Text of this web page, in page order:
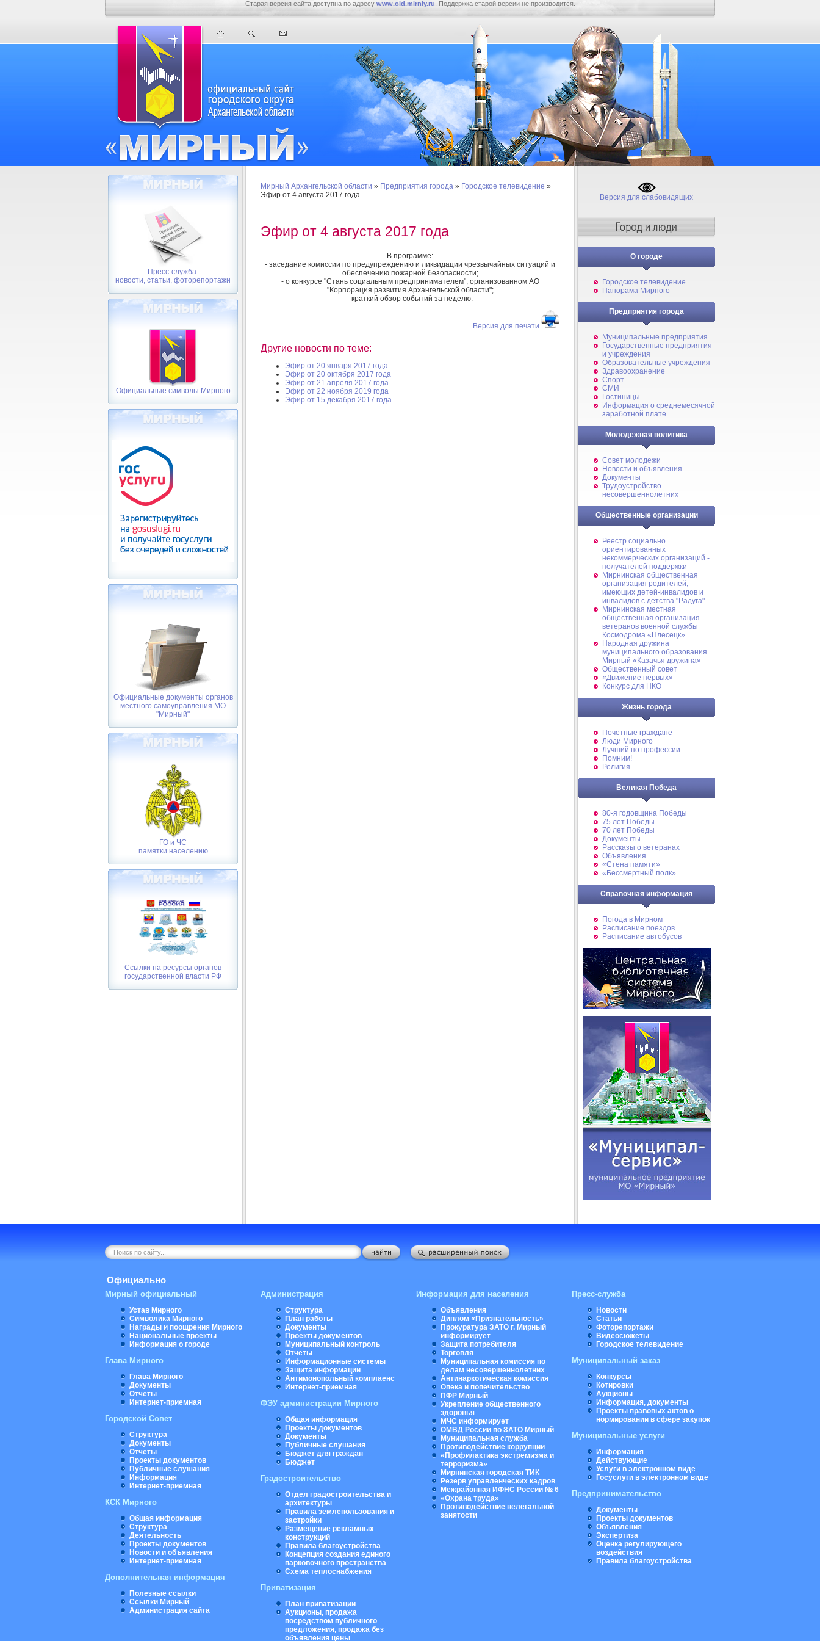
Старая версия сайта доступна по адресу www.old.mirniy.ru . Поддержка старой версии не производится.
Пресс-служба:
новости, статьи, фоторепортажи
Официальные символы Мирного
Официальные документы органов
местного самоуправления МО
"Мирный"
ГО и ЧС
памятки населению
Ссылки на ресурсы органов
государственной власти РФ
Мирный Архангельской области » Предприятия города » Городское телевидение »
Эфир от 4 августа 2017 года
Эфир от 4 августа 2017 года
В программе:
- заседание комиссии по предупреждению и ликвидации чрезвычайных ситуаций и
обеспечению пожарной безопасности;
- о конкурсе "Стань социальным предпринимателем", организованном АО
"Корпорация развития Архангельской области";
- краткий обзор событий за неделю.
Версия для печати
Другие новости по теме:
Эфир от 20 января 2017 года
Эфир от 20 октября 2017 года
Эфир от 21 апреля 2017 года
Эфир от 22 ноября 2019 года
Эфир от 15 декабря 2017 года
Версия для слабовидящих
О городе
Городское телевидение
Панорама Мирного
Предприятия города
Муниципальные предприятия
Государственные предприятия
и учреждения
Образовательные учреждения
Здравоохранение
Спорт
СМИ
Гостиницы
Информация о среднемесячной
заработной плате
Молодежная политика
Совет молодежи
Новости и объявления
Документы
Трудоустройство
несовершеннолетних
Общественные организации
Реестр социально
ориентированных
некоммерческих организаций -
получателей поддержки
Мирнинская общественная
организация родителей,
имеющих детей-инвалидов и
инвалидов с детства "Радуга"
Мирнинская местная
общественная организация
ветеранов военной службы
Космодрома «Плесецк»
Народная дружина
муниципального образования
Мирный «Казачья дружина»
Общественный совет
«Движение первых»
Конкурс для НКО
Жизнь города
Почетные граждане
Люди Мирного
Лучший по профессии
Помним!
Религия
Великая Победа
80-я годовщина Победы
75 лет Победы
70 лет Победы
Документы
Рассказы о ветеранах
Объявления
«Стена памяти»
«Бессмертный полк»
Справочная информация
Погода в Мирном
Расписание поездов
Расписание автобусов
Официально
Мирный официальный
Устав Мирного
Символика Мирного
Награды и поощрения Мирного
Национальные проекты
Информация о городе
Глава Мирного
Глава Мирного
Документы
Отчеты
Интернет-приемная
Городской Совет
Структура
Документы
Отчеты
Проекты документов
Публичные слушания
Информация
Интернет-приемная
КСК Мирного
Общая информация
Структура
Деятельность
Проекты документов
Новости и объявления
Интернет-приемная
Дополнительная информация
Полезные ссылки
Ссылки Мирный
Администрация сайта
Администрация
Структура
План работы
Документы
Проекты документов
Муниципальный контроль
Отчеты
Информационные системы
Защита информации
Антимонопольный комплаенс
Интернет-приемная
ФЭУ администрации Мирного
Общая информация
Проекты документов
Документы
Публичные слушания
Бюджет для граждан
Бюджет
Градостроительство
Отдел градостроительства и
архитектуры
Правила землепользования и
застройки
Размещение рекламных
конструкций
Правила благоустройства
Концепция создания единого
парковочного пространства
Схема теплоснабжения
Приватизация
План приватизации
Аукционы, продажа
посредством публичного
предложения, продажа без
объявления цены
Информация для населения
Объявления
Диплом «Признательность»
Прокуратура ЗАТО г. Мирный
информирует
Защита потребителя
Торговля
Муниципальная комиссия по
делам несовершеннолетних
Антинаркотическая комиссия
Опека и попечительство
ПФР Мирный
Укрепление общественного
здоровья
МЧС информирует
ОМВД России по ЗАТО Мирный
Муниципальная cлужба
Противодействие коррупции
«Профилактика экстремизма и
терроризма»
Мирнинская городская ТИК
Резерв управленческих кадров
Межрайонная ИФНС России № 6
«Охрана труда»
Противодействие нелегальной
занятости
Пресс-служба
Новости
Статьи
Фоторепортажи
Видеосюжеты
Городское телевидение
Муниципальный заказ
Конкурсы
Котировки
Аукционы
Информация, документы
Проекты правовых актов о
нормировании в сфере закупок
Муниципальные услуги
Информация
Действующие
Услуги в электронном виде
Госуслуги в электронном виде
Предпринимательство
Документы
Проекты документов
Объявления
Экспертиза
Оценка регулирующего
воздействия
Правила благоустройства